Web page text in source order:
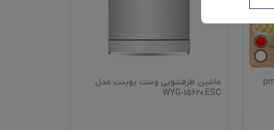
ماشین ظرفشویی وست پوینت مدل
WYG-15620.ESC